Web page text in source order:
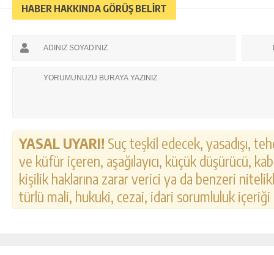
HABER HAKKINDA GÖRÜŞ BELİRT
YASAL UYARI! Suç teşkil edecek, yasadışı,
ve küfür içeren, aşağılayıcı, küçük düşürücü,
kişilik haklarına zarar verici ya da benzeri
türlü mali, hukuki, cezai, idari sorumluluk